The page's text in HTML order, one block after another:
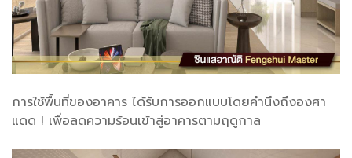
การใช้พื้นที่ของอาคาร ได้รับการออกแบบโดยคำนึงถึงองศา
แดด ! เพื่อลดความร้อนเข้าสู่อาคารตามฤดูกาล